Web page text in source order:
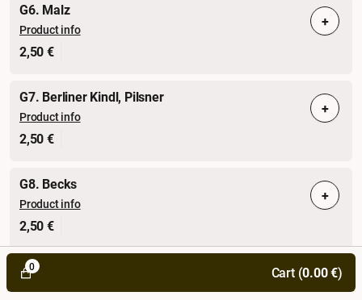
G6. Malz
Product info
2,50 €
+
G7. Berliner Kindl, Pilsner
Product info
2,50 €
+
G8. Becks
Product info
2,50 €
+
G9. Warsteiner
Product info +
0 Cart (0.00€)